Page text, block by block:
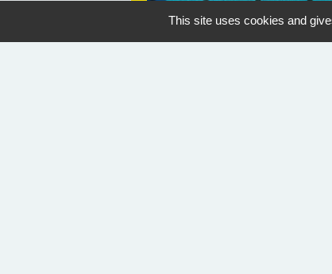
OUVERTURE PISCINE
This site uses cookies and